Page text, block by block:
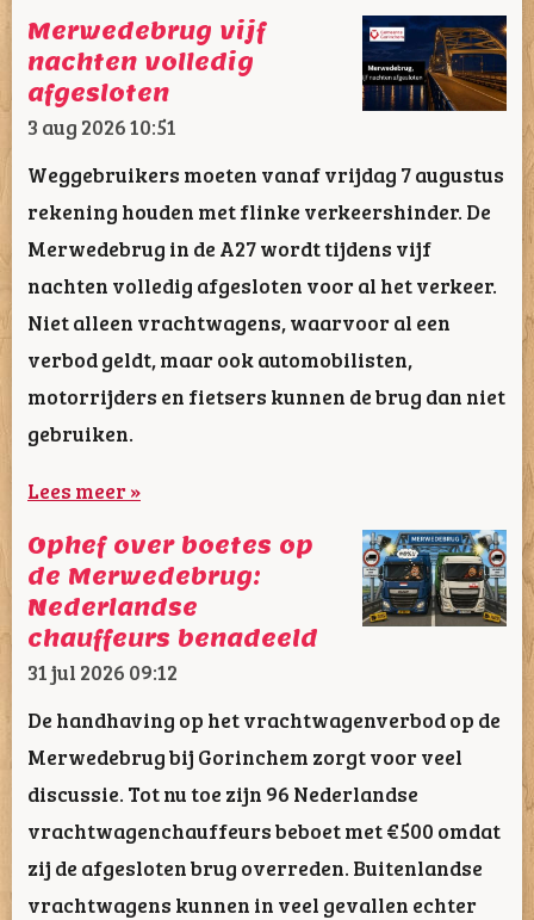
Merwedebrug vijf
nachten volledig
afgesloten
3 aug 202610:51
Weggebruikers moeten vanaf vrijdag 7 augustus
rekening houden met flinke verkeershinder. De
Merwedebrug in de A27 wordt tijdens vijf
nachten volledig afgesloten voor al het verkeer.
Niet alleen vrachtwagens, waarvoor al een
verbod geldt, maar ook automobilisten,
motorrijders en fietsers kunnen de brug dan niet
gebruiken.
Lees meer »
Ophef over boetes op
de Merwedebrug:
Nederlandse
chauffeurs benadeeld
31 jul 2026 09:12
De handhaving op het vrachtwagenverbod op de
Merwedebrug bij Gorinchem zorgt voor veel
discussie. Tot nu toe zijn 96 Nederlandse
vrachtwagenchauffeurs beboet met €500 omdat
zij de afgesloten brug overreden. Buitenlandse
vrachtwagens kunnen in veel gevallen echter